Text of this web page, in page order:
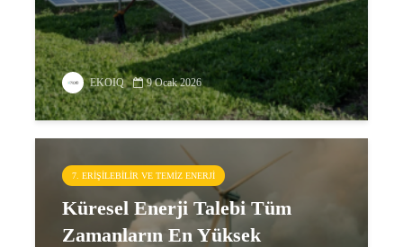
EKOIQ 9 Ocak 2026
7. ERIŞILEBILIR VE TEMIZ ENERJI
Küresel Enerji Talebi Tüm
Zamanların En Yüksek